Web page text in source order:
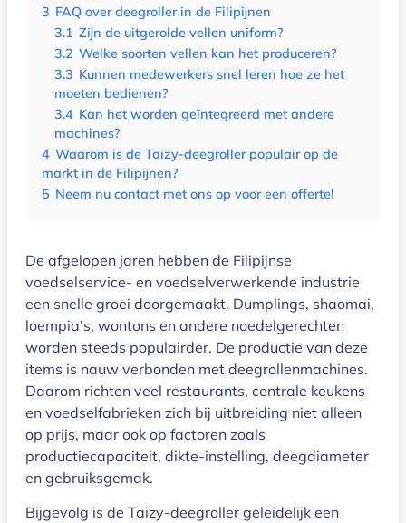
3 FAQ over deegroller in de Filipijnen
3.1 Zijn de uitgerolde vellen uniform?
3.2 Welke soorten vellen kan het produceren?
3.3 Kunnen medewerkers snel leren hoe ze het
moeten bedienen?
3.4 Kan het worden geïntegreerd met andere
machines?
4 Waarom is de Taizy-deegroller populair op de
markt in de Filipijnen?
5 Neem nu contact met ons op voor een offerte!
De afgelopen jaren hebben de Filipijnse
voedselservice- en voedselverwerkende industrie
een snelle groei doorgemaakt. Dumplings, shaomai,
loempia's, wontons en andere noedelgerechten
worden steeds populairder. De productie van deze
items is nauw verbonden met deegrollenmachines.
Daarom richten veel restaurants, centrale keukens
en voedselfabrieken zich bij uitbreiding niet alleen
op prijs, maar ook op factoren zoals
productiecapaciteit, dikte-instelling, deegdiameter
en gebruiksgemak.
Bijgevolg is de Taizy-deegroller geleidelijk een